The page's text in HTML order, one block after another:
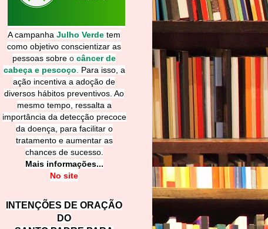
A campanha Julho Verde tem
como objetivo conscientizar as
pessoas sobre o câncer de
cabeça e pescoço
Para isso, a
ação incentiva a adoção de
diversos hábitos preventivos. Ao
mesmo tempo, ressalta a
importância da detecção precoce
da doença, para facilitar o
tratamento e aumentar as
chances de sucesso.
Mais informações...
No site
INTENÇÕES DE ORAÇÃO
DO